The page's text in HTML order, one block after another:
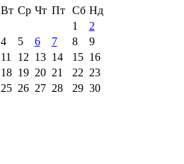
Вт Ср Чт Пт Сб Нд
1
2
4 5 6 7 8
9
11 12 13 14 15 16
18 19 20 21 22 23
25 26 27 28 29 30